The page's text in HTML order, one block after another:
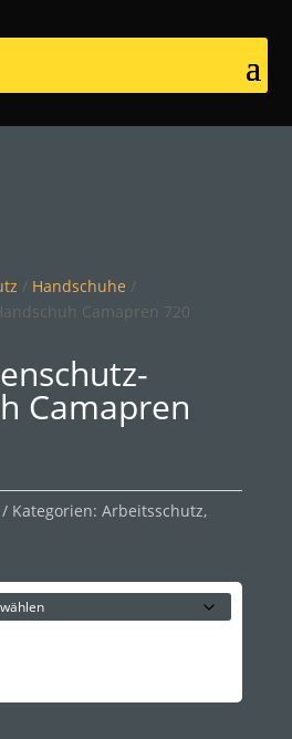
/ Handschuhe /
Camapren 720
Camapren
Kategorien: Arbeitsschutz,